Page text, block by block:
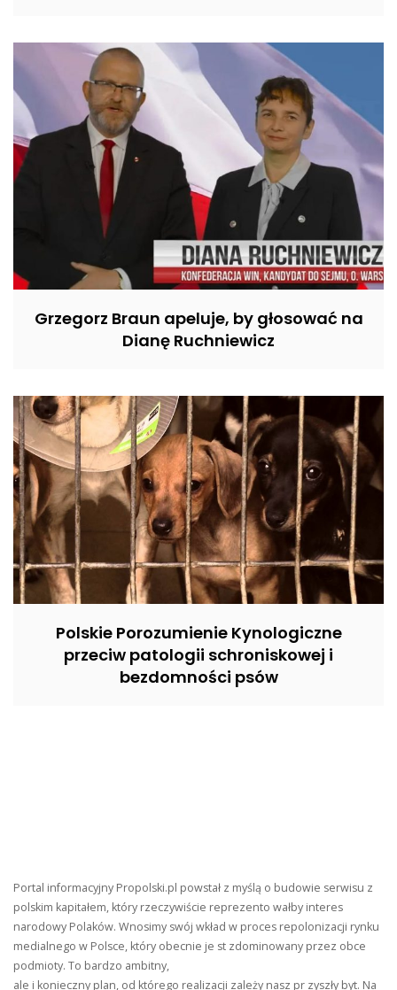
Grzegorz Braun apeluje, by głosować na
Dianę Ruchniewicz
Polskie Porozumienie Kynologiczne
przeciw patologii schroniskowej i
bezdomności psów
Portal informacyjny Propolski.pl powstał z myślą o budowie serwisu z
polskim kapitałem, który rzeczywiście reprezento wałby interes
narodowy Polaków. Wnosimy swój wkład w proces repolonizacji rynku
medialnego w Polsce, który obecnie je st zdominowany przez obce
podmioty. To bardzo ambitny,
ale i konieczny plan, od którego realizacji zależy nasz pr zyszły byt. Na